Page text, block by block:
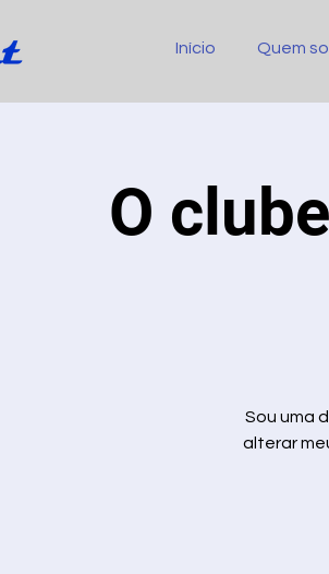
Início Quem
O
Sou uma
alterar